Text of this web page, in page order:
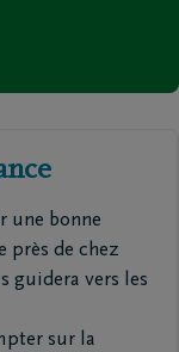
une bonne
près de chez
guidera vers les
sur la